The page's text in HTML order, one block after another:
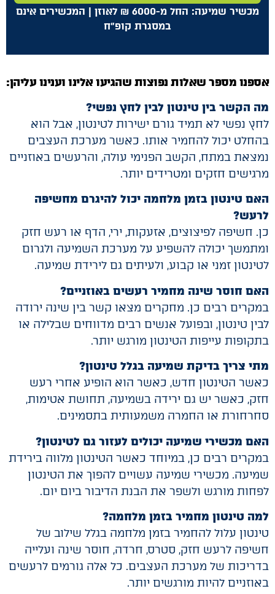
מכשיר שמיעה: החל מ-6000 ₪ לאוזן | המכשירים אינם
במסגרת קופ"ח
אספנו מספר שאלות נפוצות שהגיעו אלינו וענינו עליהן:
מה הקשר בין טינטון לבין לחץ נפשי?
לחץ נפשי לא תמיד גורם ישירות לטינטון, אבל הוא
בהחלט יכול להחמיר אותו. כאשר מערכת העצבים
נמצאת במתח, הקשב הפנימי עולה, והרעשים באוזניים
מרגישים חזקים ומטרידים יותר.
האם טינטון בזמן מלחמה יכול להיגרם מחשיפה
לרעש?
כן. חשיפה לפיצוצים, אזעקות, ירי, הדף או רעש חזק
ומתמשך יכולה להשפיע על מערכת השמיעה ולגרום
לטינטון זמני או קבוע, ולעיתים גם לירידת שמיעה.
האם חוסר שינה מחמיר רעשים באוזניים?
במקרים רבים כן. מחקרים מצאו קשר בין שינה ירודה
לבין טינטון, ובפועל אנשים רבים מדווחים שבלילה או
בתקופות עייפות הטינטון מורגש יותר.
מתי צריך בדיקת שמיעה בגלל טינטון?
כאשר הטינטון חדש, כאשר הוא הופיע אחרי רעש
חזק, כאשר יש גם ירידה בשמיעה, תחושת אטימות,
סחרחורת או החמרה משמעותית בתסמינים.
האם מכשירי שמיעה יכולים לעזור גם לטינטון?
במקרים רבים כן, במיוחד כאשר הטינטון מלווה בירידת
שמיעה. מכשירי שמיעה עשויים להפוך את הטינטון
לפחות מורגש ולשפר את הבנת הדיבור ביום יום.
למה טינטון מחמיר בזמן מלחמה?
טינטון עלול להחמיר בזמן מלחמה בגלל שילוב של
חשיפה לרעש חזק, סטרס, חרדה, חוסר שינה ועלייה
בדריכות של מערכת העצבים. כל אלה גורמים לרעשים
באוזניים להיות מורגשים יותר.